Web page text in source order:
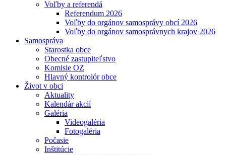
Voľby a referendá
Referendum 2026
Voľby do orgánov samosprávy obcí 2026
Voľby do orgánov samosprávnych krajov 2026
Samospráva
Starostka obce
Obecné zastupiteľstvo
Komisie OZ
Hlavný kontrolór obce
Život v obci
Aktuality
Kalendár akcií
Galéria
Videogaléria
Fotogaléria
Počasie
Inštitúcie